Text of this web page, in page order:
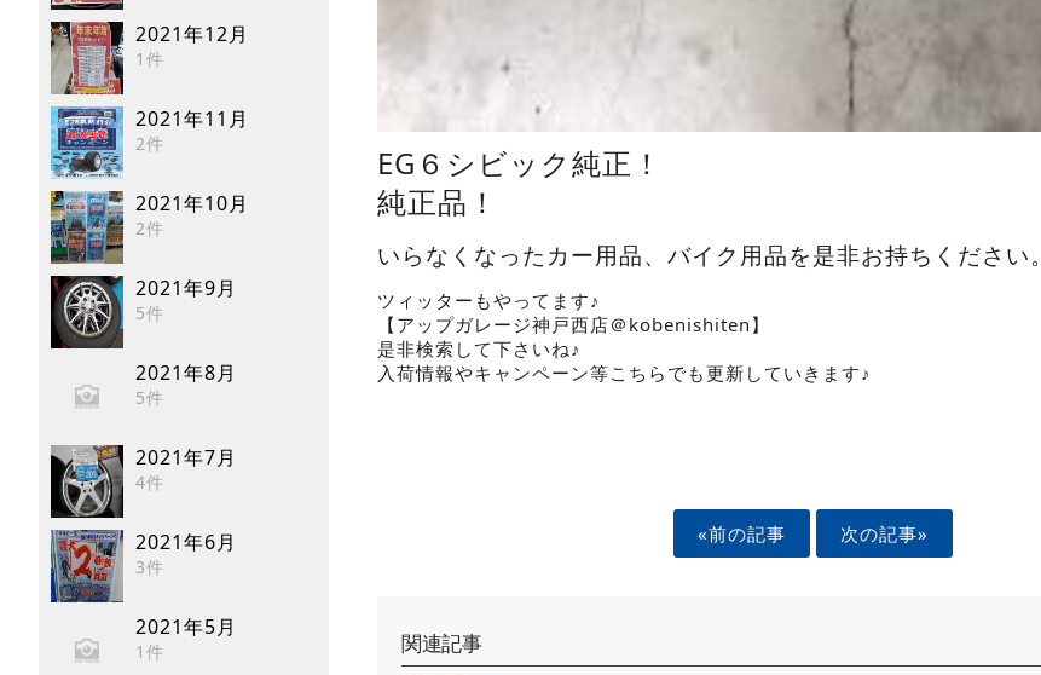
2021年12月
1件
2021年11月
2件
2021年10月
2件
2021年9月
5件
2021年8月
5件
2021年7月
4件
2021年6月
3件
2021年5月
1件
EG６シビック純正！
純正品！
いらなくなったカー用品、バイク用品を是非お持ちください。
ツィッターもやってます♪
【アップガレージ神戸西店＠kobenishiten】
是非検索して下さいね♪
入荷情報やキャンペーン等こちらでも更新していきます♪
«前の記事 次の記事»
関連記事